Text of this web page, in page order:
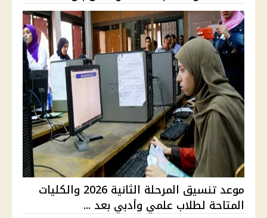
موعد تنسيق المرحلة الثانية 2026 والكليات
المتاحة لطلاب علمي وأدبي بعد ...